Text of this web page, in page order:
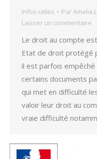
infos-utiles ParAmelia
Laisser un commentaire
Le droit au compte
Etat de droit protégé
il est parfois
certains documents
qui met en difficulté
valoir leur droit au
vraie difficulté